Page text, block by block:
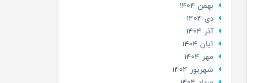
بهمن 1404
دی 1404
آذر 1404
آبان 1404
مهر 1404
شهریور 1404